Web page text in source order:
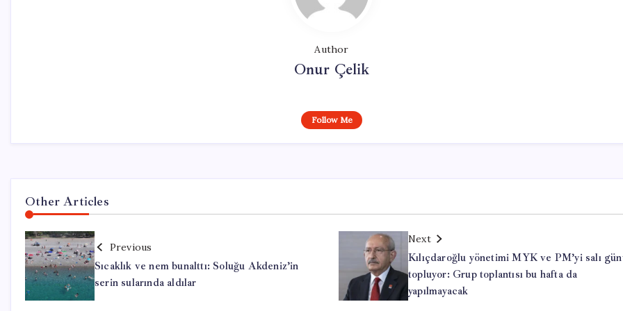
Author
Onur Çelik
Follow Me
Other Articles
Previous
Sıcaklık ve nem bunalttı: Soluğu Akdeniz’in
serin sularında aldılar
Next
Kılıçdaroğlu yönetimi MYK ve PM’yi salı
topluyor: Grup toplantısı bu hafta da
yapılmayacak